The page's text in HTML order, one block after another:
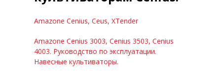
Amazone Cenius, Ceus, XTender
Amazone Cenius 3003, Cenius 3503, Cenius
4003. Руководство по эксплуатации.
Навесные культиваторы.